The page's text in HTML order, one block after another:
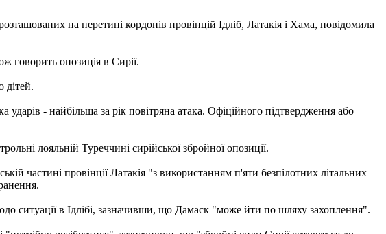
на перетині кордонів провінцій Ідліб, Латакія і Хама, повідомила
говорить опозиція в Сирії.
дітей.
- найбільша за рік повітряна атака. Офіційного підтвердження або
лояльній Туреччині сирійської збройної опозиції.
частині провінції Латакія "з використанням п'яти безпілотних літальних
в Ідлібі, зазначивши, що Дамаск "може йти по шляху захоплення".